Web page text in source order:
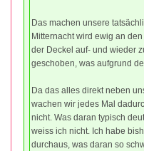
Das machen unsere
Mitternacht wird ewig an
der Deckel auf- und wieder
geschoben, was aufgrund
Da das alles direkt neben
wachen wir jedes Mal
nicht. Was daran typisch
weiss ich nicht. Ich habe
durchaus, was daran so